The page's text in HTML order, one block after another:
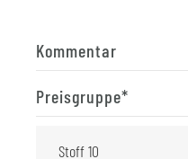
Kommentar
Preisgruppe*